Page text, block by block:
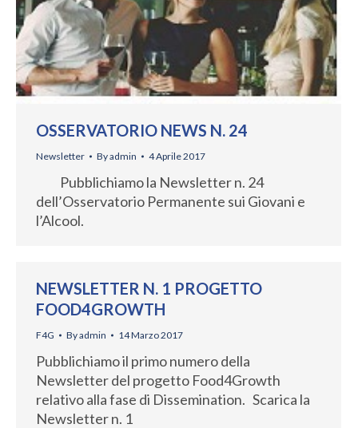
OSSERVATORIO NEWS N. 24
Newsletter Byadmin 4 Aprile 2017
Pubblichiamo la Newsletter n. 24
dell’Osservatorio Permanente sui Giovani e
l’Alcool.
NEWSLETTER N. 1 PROGETTO
FOOD4GROWTH
F4G Byadmin 14 Marzo 2017
Pubblichiamo il primo numero della
Newsletter del progetto Food4Growth
relativo alla fase di Dissemination. Scarica la
Newsletter n. 1